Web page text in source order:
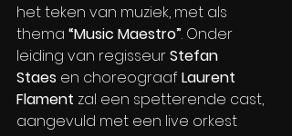
het teken van muziek, met als
thema “Music Maestro”. Onder
leiding van regisseur Stefan
Staes en choreograaf Laurent
Flament zal een spetterende cast,
aangevuld met een live orkest